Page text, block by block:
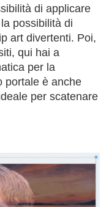
di applicare
possibilità di
art divertenti. Poi,
qui hai a
per la
portale è anche
per scatenare